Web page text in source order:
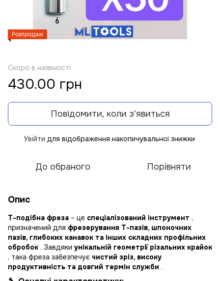
Розпродаж
Скоро в наявності
430.00 грн
Повідомити, коли з'явиться
Увійти для відображення накопичувальної знижки
До обраного Порівняти
Опис
Т-подібна фреза – це спеціалізований інструмент ,
призначений для фрезерування Т-пазів, шпоночних
пазів, глибоких канавок та інших складних профільних
обробок . Завдяки унікальній геометрії різальних крайок
, така фреза забезпечує чистий зріз, високу
продуктивність та довгий термін служби .